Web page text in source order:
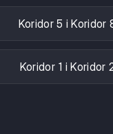
Koridor 5 i Koridor
Koridor 1 i Koridor